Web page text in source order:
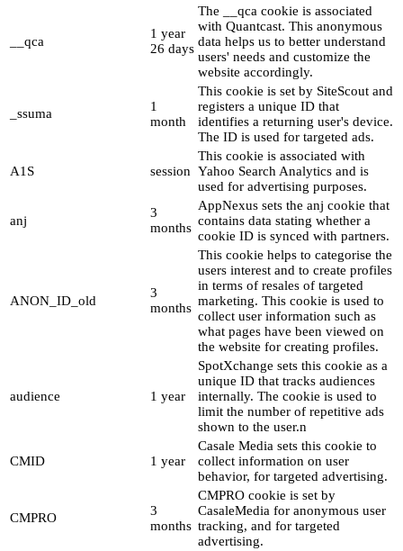
__qca
1 year
26 days
The __qca cookie is associated
with Quantcast. This anonymous
data helps us to better understand
users' needs and customize the
website accordingly.
_ssuma
1
month
This cookie is set by SiteScout and
registers a unique ID that
identifies a returning user's device.
The ID is used for targeted ads.
A1S session
This cookie is associated with
Yahoo Search Analytics and is
used for advertising purposes.
anj
3
months
AppNexus sets the anj cookie that
contains data stating whether a
cookie ID is synced with partners.
ANON_ID_old
3
months
This cookie helps to categorise the
users interest and to create profiles
in terms of resales of targeted
marketing. This cookie is used to
collect user information such as
what pages have been viewed on
the website for creating profiles.
audience 1 year
SpotXchange sets this cookie as a
unique ID that tracks audiences
internally. The cookie is used to
limit the number of repetitive ads
shown to the user.n
CMID 1 year
Casale Media sets this cookie to
collect information on user
behavior, for targeted advertising.
CMPRO
3
months
CMPRO cookie is set by
CasaleMedia for anonymous user
tracking, and for targeted
advertising.